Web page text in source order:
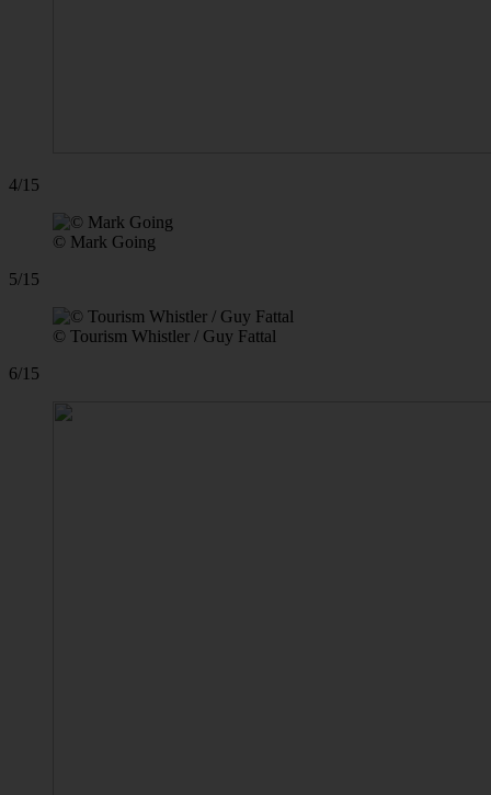
4/15
© Mark Going
5/15
© Tourism Whistler / Guy Fattal
6/15